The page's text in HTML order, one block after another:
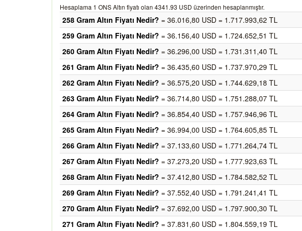
Hesaplama 1 ONS Altın fiyatı olan 4341.93 USD üzerinden hesaplanmıştır.
258 Gram Altın Fiyatı Nedir? = 36.016,80 USD = 1.717.993,62 TL
259 Gram Altın Fiyatı Nedir? = 36.156,40 USD = 1.724.652,51 TL
260 Gram Altın Fiyatı Nedir? = 36.296,00 USD = 1.731.311,40 TL
261 Gram Altın Fiyatı Nedir? = 36.435,60 USD = 1.737.970,29 TL
262 Gram Altın Fiyatı Nedir? = 36.575,20 USD = 1.744.629,18 TL
263 Gram Altın Fiyatı Nedir? = 36.714,80 USD = 1.751.288,07 TL
264 Gram Altın Fiyatı Nedir? = 36.854,40 USD = 1.757.946,96 TL
265 Gram Altın Fiyatı Nedir? = 36.994,00 USD = 1.764.605,85 TL
266 Gram Altın Fiyatı Nedir? = 37.133,60 USD = 1.771.264,74 TL
267 Gram Altın Fiyatı Nedir? = 37.273,20 USD = 1.777.923,63 TL
268 Gram Altın Fiyatı Nedir? = 37.412,80 USD = 1.784.582,52 TL
269 Gram Altın Fiyatı Nedir? = 37.552,40 USD = 1.791.241,41 TL
270 Gram Altın Fiyatı Nedir? = 37.692,00 USD = 1.797.900,30 TL
271 Gram Altın Fiyatı Nedir? = 37.831,60 USD = 1.804.559,19 TL